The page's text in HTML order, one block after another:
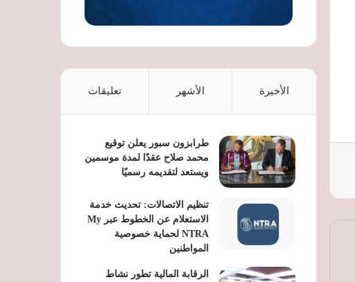
الأخيرة الأشهر تعليقات
طرابزون سبور يعلن توقيع
محمد صلاح عقدًا لمدة موسمين
ويستعد لتقديمه رسميًا
تنظيم الاتصالات: تحديث خدمة
الاستعلام عن الخطوط عبر My
NTRA لحماية خصوصية
المواطنين
الرقابة المالية تطور نشاط